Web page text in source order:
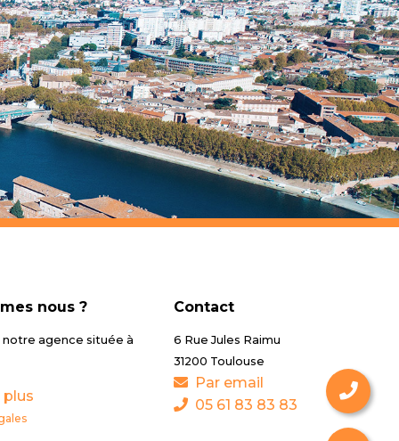
nous ?
agence située à
plus
Contact
6 Rue Jules Raimu
31200 Toulouse
Par email
05 61 83 83 83